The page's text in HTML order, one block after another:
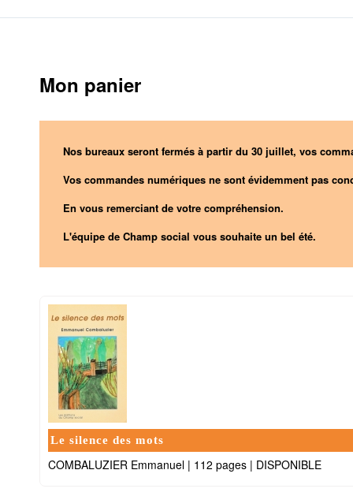
Mon panier
Nos bureaux seront fermés à partir du 30 juillet, vos
Vos commandes numériques ne sont évidemment pas
En vous remerciant de votre compréhension.
L'équipe de Champ social vous souhaite un bel été.
Le silence des mots
COMBALUZIER Emmanuel | 112 pages | DISPONIBLE